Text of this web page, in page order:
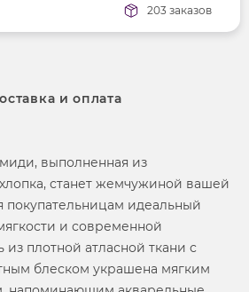
203 заказов
и оплата
выполненная из
хлопка, станет жемчужиной вашей
покупательницам идеальный
и современной
из плотной атласной ткани с
блеском украшена мягким